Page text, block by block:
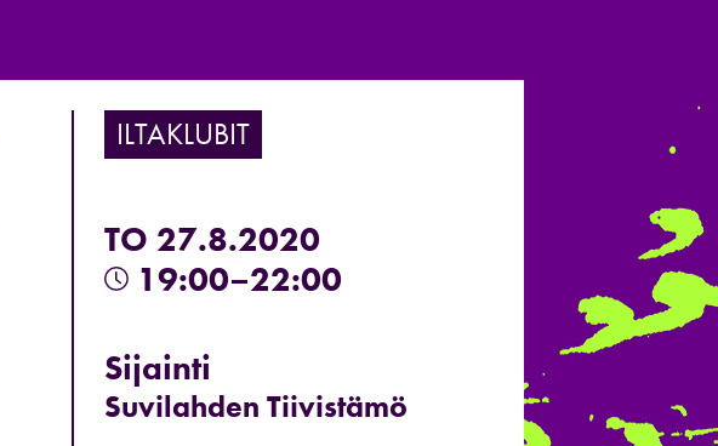
ILTAKLUBIT
TO 27.8.2020
19:00–22:00
Sijainti
Suvilahden Tiivistämö